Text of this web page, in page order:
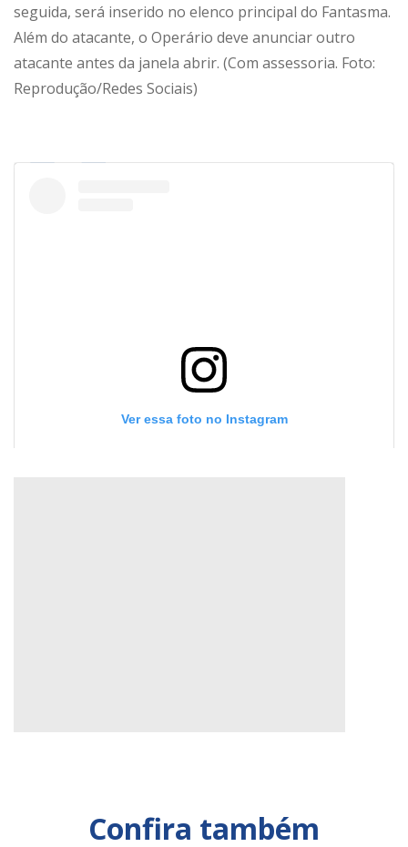
seguida, será inserido no elenco principal do Fantasma.
Além do atacante, o Operário deve anunciar outro
atacante antes da janela abrir. (Com assessoria. Foto:
Reprodução/Redes Sociais)
Ver essa foto no Instagram
Confira também